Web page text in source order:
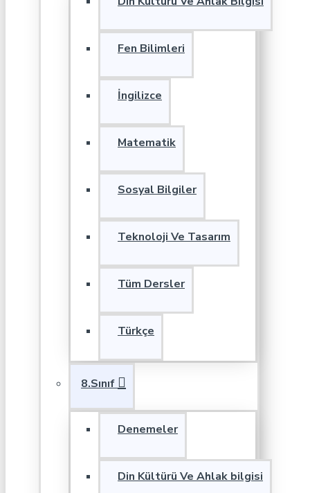
Fen Bilimleri
İngilizce
Matematik
Sosyal Bilgiler
Teknoloji Ve Tasarım
Tüm Dersler
Türkçe
8.Sınıf
Denemeler
Din Kültürü Ve Ahlak bilgisi